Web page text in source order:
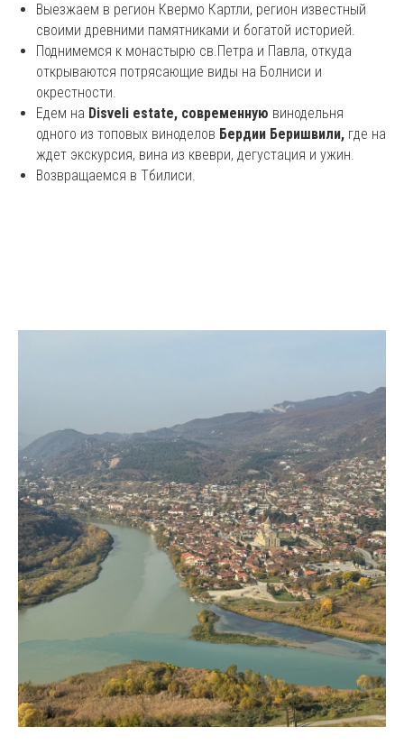
Выезжаем в регион Квермо Картли, регион известный
своими древними памятниками и богатой историей.
Поднимемся к монастырю св.Петра и Павла, откуда
открываются потрясающие виды на Болниси и
окрестности.
Едем на Disveli estate, современную винодельня
одного из топовых виноделов Бердии Беришвили, где на
ждет экскурсия, вина из квеври, дегустация и ужин.
Возвращаемся в Тбилиси.